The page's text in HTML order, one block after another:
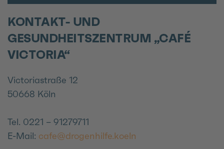
KONTAKT- UND
GESUNDHEITSZENTRUM „CAFÉ
VICTORIA“
Victoriastraße 12
50668 Köln
Tel. 0221 – 91279711
E-Mail: cafe@drogenhilfe.koeln